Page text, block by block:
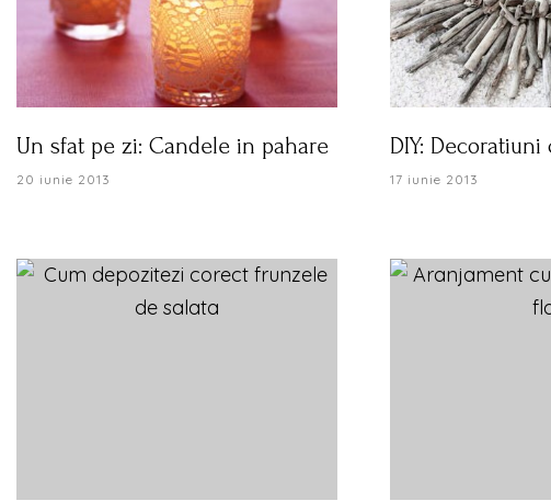
Un sfat pe zi: Candele in pahare
20 iunie 2013
DIY:
17 iunie 2013